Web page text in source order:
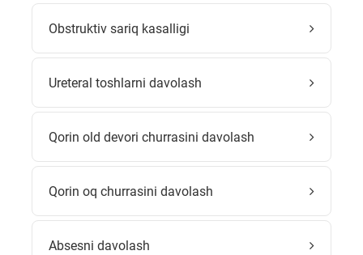
Obstruktiv sariq kasalligi
Ureteral toshlarni davolash
Qorin old devori churrasini davolash
Qorin oq churrasini davolash
Absesni davolash